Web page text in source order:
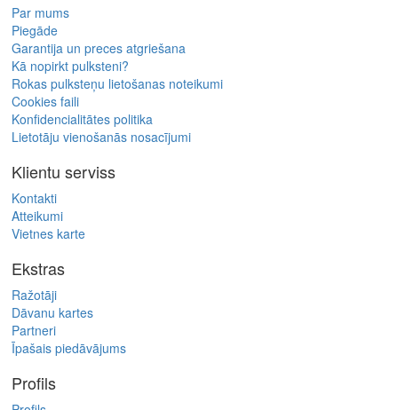
Par mums
Piegāde
Garantija un preces atgriešana
Kā nopirkt pulksteni?
Rokas pulksteņu lietošanas noteikumi
Cookies faili
Konfidencialitātes politika
Lietotāju vienošanās nosacījumi
Klientu serviss
Kontakti
Atteikumi
Vietnes karte
Ekstras
Ražotāji
Dāvanu kartes
Partneri
Īpašais piedāvājums
Profils